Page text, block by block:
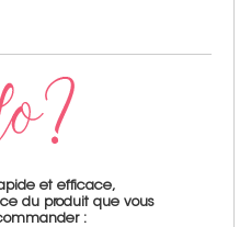
et efficace,
du produit que vous
: